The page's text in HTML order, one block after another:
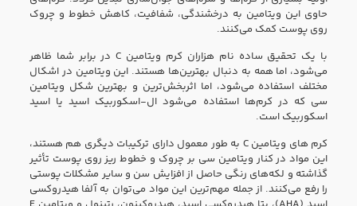
حاوی این ویتامین به درخشندگی، شفافیت، کاهش خطوط و چروک‌
روی پوست کمک می‌کنند.
با یک تحقیق ساده نام هزاران کرم ویتامین C در برابر شما ظاهر
می‌شود، اما همه به دنبال بهترین‌ها هستند. این ویتامین در اشکال
مختلف استفاده می‌شود، اما اثربخش‌ترین و بهترین شکل ویتامین
سی که در کرم‌ها استفاده می‌شود ال-اسکوربیک اسید یا اسید
اسکوربیک است.
کرم های ویتامین C به طور معمول دارای ترکیبات دیگری هم هستند،
این مواد در کنار ویتامین سی بر چروک و خطوط ریز روی پوست تأثیر
گذاشته و لکه‌های رنگی حاصل از افزایش سن و سایر مشکلات پوستی
را رفع می‌کنند. از جمله مهم‌ترین این مواد می‌توان به آلفا هیدروکسی